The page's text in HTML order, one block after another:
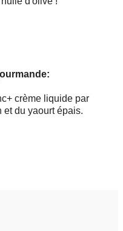
crème liquide par
du yaourt épais.